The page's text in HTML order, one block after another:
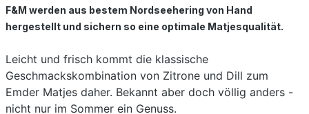
F&M werden aus bestem Nordseehering von Hand
hergestellt und sichern so eine optimale Matjesqualität.
Leicht und frisch kommt die klassische
Geschmackskombination von Zitrone und Dill zum
Emder Matjes daher. Bekannt aber doch völlig anders -
nicht nur im Sommer ein Genuss.